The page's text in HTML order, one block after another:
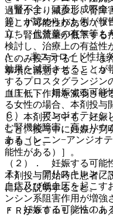
過量がより減少し、腎障
起こす可能性がある（プ
り、腎血流量が低下する
A． 非ステロイド性抗
効果を減弱させることが
するプロスタグランジン
血圧低下作用を減弱させ
６）． アンジオテンシ
む腎機能障害、高カリウ
ある（レニン−アンジオ
能性がある）］。
７）． アリスキレンフ
血症及び低血圧を起こす
ンシン系阻害作用が増強
ＦＲが６０ｍＬ／ｍｉｎ
（腎不全、頭蓋形成不全
等）が認められた例が報
立ち、代替薬の有無等も
検討し、治療上の有益性
にのみ投与すること。ま
事項に留意すること〔９
（１）． 妊娠する可能
る女性の場合、本剤投与
し、本剤投与中も、妊娠
こと。投与中に妊娠が判
すること。
（２）． 妊娠する可能
本剤投与開始時に患者に
に応じ説明すること。
・ 妊娠する可能性のあ